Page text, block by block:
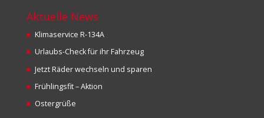
Aktuelle News
Klimaservice R-134A
Urlaubs-Check für ihr Fahrzeug
Jetzt Räder wechseln und sparen
Frühlingsfit – Aktion
Ostergrüße